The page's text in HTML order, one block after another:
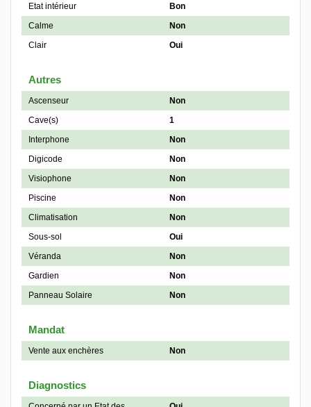
Etat intérieur
Bon
Calme
Non
Clair
Oui
Autres
Ascenseur
Non
Cave(s)
1
Interphone
Non
Digicode
Non
Visiophone
Non
Piscine
Non
Climatisation
Non
Sous-sol
Oui
Véranda
Non
Gardien
Non
Panneau Solaire
Non
Mandat
Vente aux enchères Non
Diagnostics